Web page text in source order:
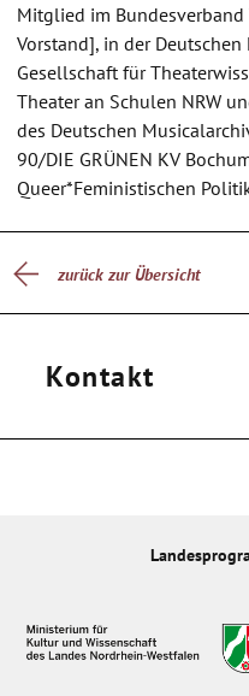
Mitglied im
Vorstand], in der
Gesellschaft für
Theater an Schulen NRW
des Deutschen
90/DIE GRÜNEN KV
Queer*Feministischen
zurück zur Übersicht
Kontakt